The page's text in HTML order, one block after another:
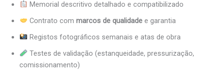
Memorial descritivo detalhado e compatibilizado
Contrato com marcos de qualidadee garantia
Registos fotográficos semanais e atas de obra
Testes de validação (estanqueidade, pressurização,
comissionamento)